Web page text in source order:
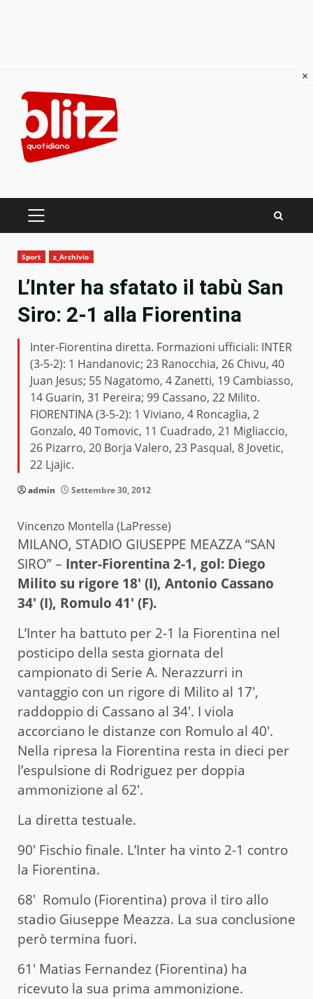
content
PRIMARY
Sport z_Archivio
L’Inter ha sfatato il tabù San
Siro: 2-1 alla Fiorentina
Inter-Fiorentina diretta. Formazioni ufficiali: INTER
(3-5-2): 1 Handanovic; 23 Ranocchia, 26 Chivu, 40
Juan Jesus; 55 Nagatomo, 4 Zanetti, 19 Cambiasso,
14 Guarin, 31 Pereira; 99 Cassano, 22 Milito.
FIORENTINA (3-5-2): 1 Viviano, 4 Roncaglia, 2
Gonzalo, 40 Tomovic, 11 Cuadrado, 21 Migliaccio,
26 Pizarro, 20 Borja Valero, 23 Pasqual, 8 Jovetic,
22 Ljajic.
admin Settembre 30, 2012
Vincenzo Montella (LaPresse)
MILANO, STADIO GIUSEPPE MEAZZA “SAN
SIRO” – Inter-Fiorentina 2-1, gol: Diego
Milito su rigore 18′ (I), Antonio Cassano
34′ (I), Romulo 41′ (F).
L’Inter ha battuto per 2-1 la Fiorentina nel
posticipo della sesta giornata del
campionato di Serie A. Nerazzurri in
vantaggio con un rigore di Milito al 17′,
raddoppio di Cassano al 34′. I viola
accorciano le distanze con Romulo al 40′.
Nella ripresa la Fiorentina resta in dieci per
l’espulsione di Rodriguez per doppia
ammonizione al 62′.
La diretta testuale.
90′ Fischio finale. L’Inter ha vinto 2-1 contro
la Fiorentina.
68′ Romulo (Fiorentina) prova il tiro allo
stadio Giuseppe Meazza. La sua conclusione
però termina fuori.
61′ Matias Fernandez (Fiorentina) ha
ricevuto la sua prima ammonizione.
×